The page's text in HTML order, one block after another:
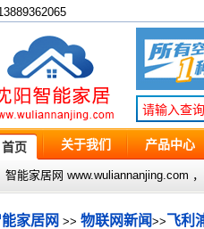
首页 关于我们 产品中心
智能家居网 www.wuliannanjing.com
家居网 >>物联网新闻>>飞利